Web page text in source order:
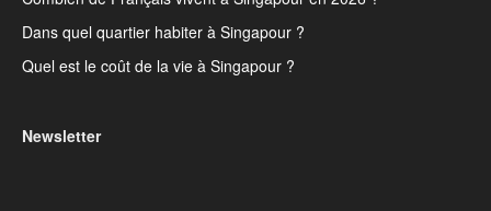
Dans quel quartier habiter à Singapour ?
Quel est le coût de la vie à Singapour ?
Newsletter